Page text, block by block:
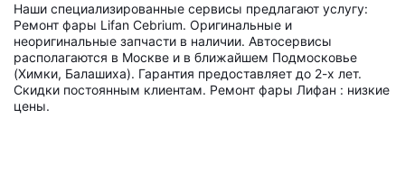
Наши специализированные сервисы предлагают услугу:
Ремонт фары Lifan Cebrium. Оригинальные и
неоригинальные запчасти в наличии. Автосервисы
располагаются в Москве и в ближайшем Подмосковье
(Химки, Балашиха). Гарантия предоставляет до 2-х лет.
Скидки постоянным клиентам. Ремонт фары Лифан : низкие
цены.